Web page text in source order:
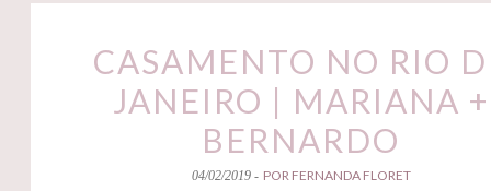
CASAMENTO NO RIO
JANEIRO | MARIANA +
BERNARDO
04/02/2019 - POR FERNANDA FLORET